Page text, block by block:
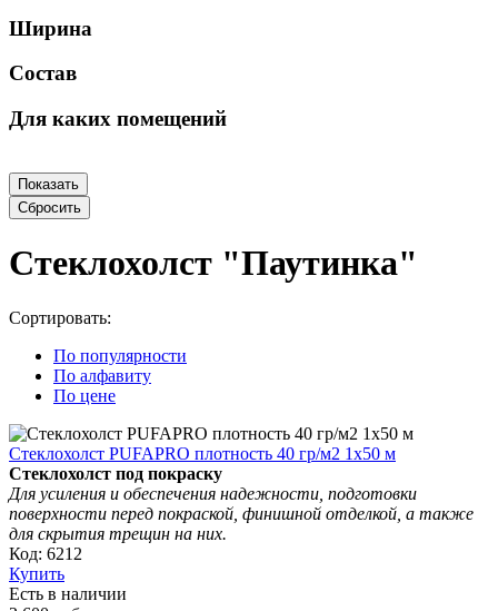
Ширина
Состав
Для каких помещений
Стеклохолст "Паутинка"
Сортировать:
По популярности
По алфавиту
По цене
Стеклохолст PUFAPRO плотность 40 гр/м2 1х50 м
Стеклохолст под покраску
Для усиления и обеспечения надежности, подготовки
поверхности перед покраской, финишной отделкой, а также
для скрытия трещин на них.
Код: 6212
Купить
Есть в наличии